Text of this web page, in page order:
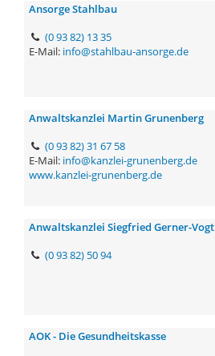
Ansorge Stahlbau
(0 93 82) 13 35
E-Mail: info@stahlbau-ansorge.de
Anwaltskanzlei Martin Grunenberg
(0 93 82) 31 67 58
E-Mail: info@kanzlei-grunenberg.de
www.kanzlei-grunenberg.de
Anwaltskanzlei Siegfried Gerner-Vogt
(0 93 82) 50 94
AOK - Die Gesundheitskasse